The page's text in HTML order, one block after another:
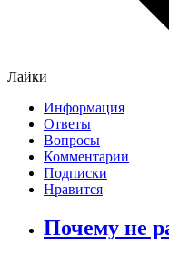
Лайки
Информация
Ответы
Вопросы
Комментарии
Подписки
Нравится
Почему не